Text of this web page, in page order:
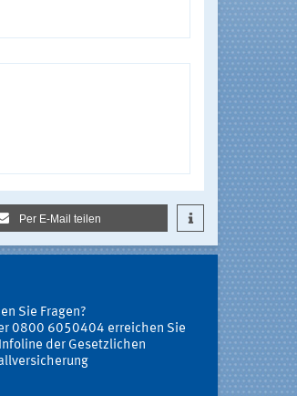
Per E-Mail teilen
Sie Fragen?
0800 6050404 erreichen Sie
der Gesetzlichen